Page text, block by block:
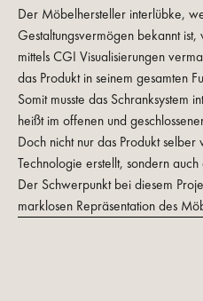
Der Möbelhersteller interlübke,
Gestaltungsvermögen bekannt
mittels CGI Visualisierungen
das Produkt in seinem gesamten
Somit musste das Schranksystem
heißt im offenen und
Doch nicht nur das Produkt
Technologie erstellt, sondern
Der Schwerpunkt bei diesem
marklosen Repräsentation des